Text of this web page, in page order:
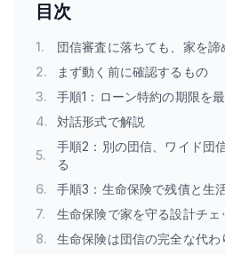
目次
1.
団信審査に落ちても、家を
2.
まず動く前に確認するもの
3.
手順1：ローン特約の期限を
4. 対話形式で解説
5.
手順2：別の団信、ワイド団
る
6.
手順3：生命保険で残債と生
7.
生命保険で家を守る設計チェ
8.
生命保険は団信の完全な代わ